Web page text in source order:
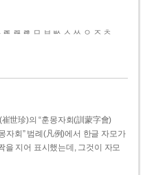
ㄿ ㅀ ㅁ ㅂ ㅄ ㅅ ㅆ ㅇ ㅈ ㅊ
世珍)의 “훈몽자회(訓蒙字會)
자회” 범례(凡例)에서 한글 자모가
을 지어 표시했는데, 그것이 자모